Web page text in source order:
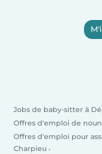
Jobs de baby-sitter à
Offres d'emploi de
Offres d'emploi pour
Charpieu